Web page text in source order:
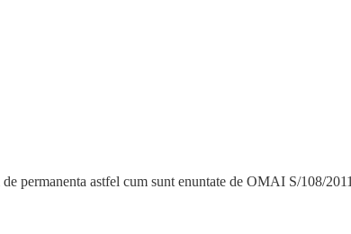
permanenta astfel cum sunt enuntate de OMAI S/108/